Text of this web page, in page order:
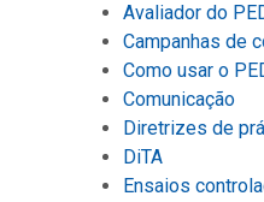
Avaliador do
Campanhas de
Como usar o
Comunicação
Diretrizes de
DiTA
Ensaios